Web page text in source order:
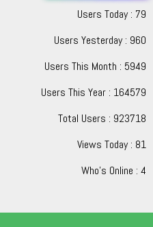
Users Today : 79
Users Yesterday : 960
Users This Month : 5949
Users This Year : 164579
Total Users : 923718
Views Today : 81
Who's Online : 4